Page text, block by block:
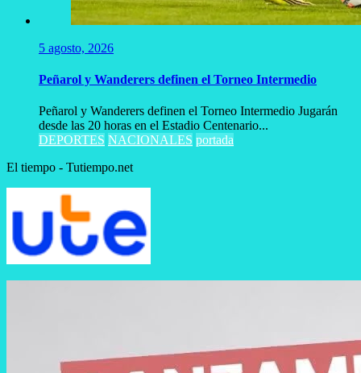
5 agosto, 2026
Peñarol y Wanderers definen el Torneo Intermedio
Peñarol y Wanderers definen el Torneo Intermedio Jugarán
desde las 20 horas en el Estadio Centenario...
DEPORTES NACIONALES portada
El tiempo - Tutiempo.net